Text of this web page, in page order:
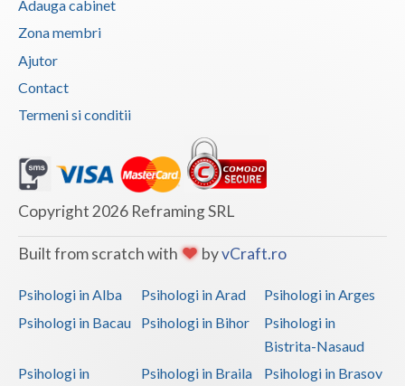
Adauga cabinet
Zona membri
Ajutor
Contact
Termeni si conditii
Copyright 2026 Reframing SRL
Built from scratch with byvCraft.ro
Psihologi in Alba Psihologi in Arad
Psihologi in Arges
Psihologi in Bacau
Psihologi in Bihor
Psihologi in
Bistrita-Nasaud
Psihologi in
Psihologi in Braila
Psihologi in Brasov